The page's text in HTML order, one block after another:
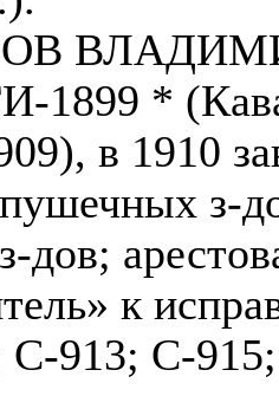
1899 *
в 1910
з-
дов;
к
913; С-915;